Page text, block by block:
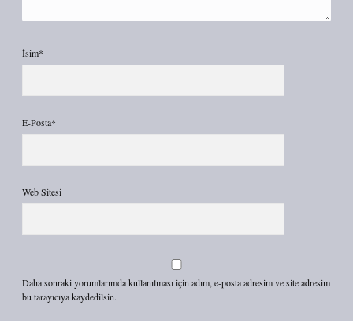
İsim*
E-Posta*
Web Sitesi
Daha sonraki yorumlarımda kullanılması için adım, e-posta adresim ve site adresim
bu tarayıcıya kaydedilsin.